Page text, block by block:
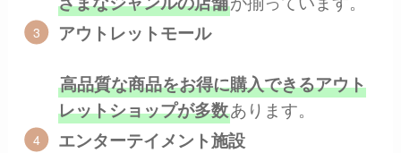
アウトレットモール
高品質な商品をお得に購入できるアウト
レットショップが多数あります。
エンターテイメント施設